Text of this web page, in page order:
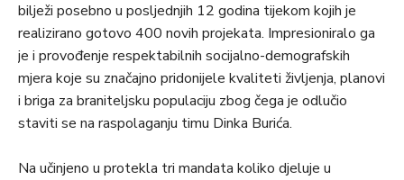
bilježi posebno u posljednjih 12 godina tijekom kojih je
realizirano gotovo 400 novih projekata. Impresioniralo ga
je i provođenje respektabilnih socijalno-demografskih
mjera koje su značajno pridonijele kvaliteti življenja, planovi
i briga za braniteljsku populaciju zbog čega je odlučio
staviti se na raspolaganju timu Dinka Burića.
Na učinjeno u protekla tri mandata koliko djeluje u